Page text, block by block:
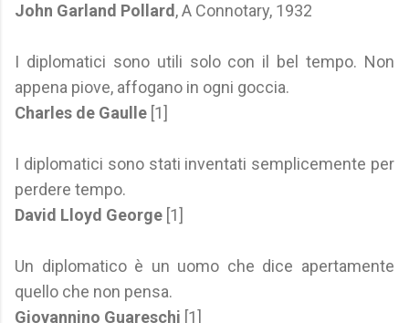
John Garland Pollard , A Connotary, 1932
I diplomatici sono utili solo con il bel tempo. Non
appena piove, affogano in ogni goccia.
Charles de Gaulle [1]
I diplomatici sono stati inventati semplicemente per
perdere tempo.
David Lloyd George [1]
Un diplomatico è un uomo che dice apertamente
quello che non pensa.
Giovannino Guareschi [1]